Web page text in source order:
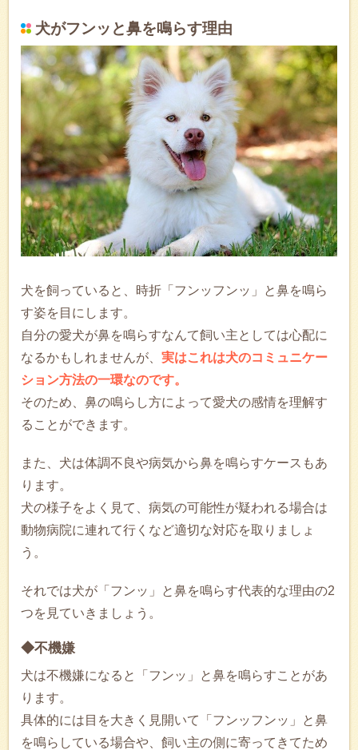
犬がフンッと鼻を鳴らす理由
犬を飼っていると、時折「フンッフンッ」と鼻を鳴ら
す姿を目にします。
自分の愛犬が鼻を鳴らすなんて飼い主としては心配に
なるかもしれませんが、 実はこれは犬のコミュニケー
ション方法の一環なのです。
そのため、鼻の鳴らし方によって愛犬の感情を理解す
ることができます。
また、犬は体調不良や病気から鼻を鳴らすケースもあ
ります。
犬の様子をよく見て、病気の可能性が疑われる場合は
動物病院に連れて行くなど適切な対応を取りましょ
う。
それでは犬が「フンッ」と鼻を鳴らす代表的な理由の2
つを見ていきましょう。
◆不機嫌
犬は不機嫌になると「フンッ」と鼻を鳴らすことがあ
ります。
具体的には目を大きく見開いて「フンッフンッ」と鼻
を鳴らしている場合や、飼い主の側に寄ってきてため